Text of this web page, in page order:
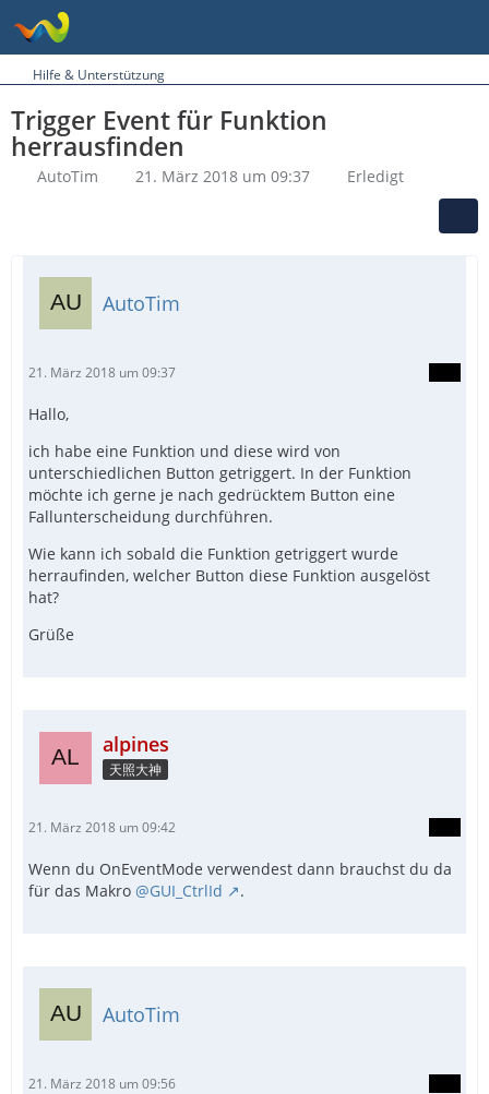
Hilfe & Unterstützung
Trigger Event für Funktion
herrausfinden
AutoTim 21. März 2018 um 09:37 Erledigt
AutoTim
21. März 2018 um 09:37
Hallo,
ich habe eine Funktion und diese wird von
unterschiedlichen Button getriggert. In der Funktion
möchte ich gerne je nach gedrücktem Button eine
Fallunterscheidung durchführen.
Wie kann ich sobald die Funktion getriggert wurde
herraufinden, welcher Button diese Funktion ausgelöst
hat?
Grüße
alpines
天照大神
21. März 2018 um 09:42
Wenn du OnEventMode verwendest dann brauchst du da
für das Makro @GUI_CtrlId .
AutoTim
21. März 2018 um 09:56